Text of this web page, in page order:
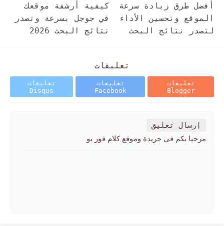
أفضل طرق زيادة سرعة
الموقع وتحسين الأداء
لتصدر نتائج البحث
كيفية أرشفة موقعك
في جوجل بسرعة وتصدر
نتائج البحث 2026
تعليقات
تعليقات
Blogger
تعليقات
Facebook
تعليقات
Disqus
إرسال تعليق
مرحبا بكم في جريدة وموقع كلام فور يو